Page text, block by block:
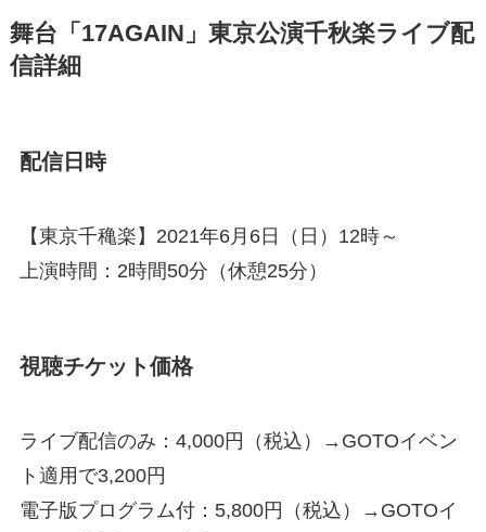
舞台「17AGAIN」東京公演千秋楽ライブ配
信詳細
配信日時
【東京千穐楽】2021年6月6日（日）12時～
上演時間：2時間50分（休憩25分）
視聴チケット価格
ライブ配信のみ：4,000円（税込）→GOTOイベン
ト適用で3,200円
電子版プログラム付：5,800円（税込）→GOTOイ